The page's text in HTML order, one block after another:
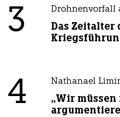
3 Drohnenvorfall
Das
4 Nathanael
„Wir müssen